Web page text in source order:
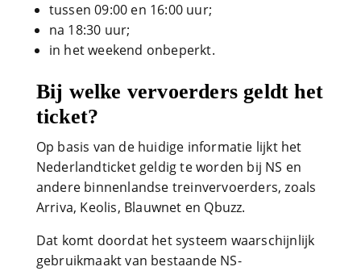
tussen 09:00 en 16:00 uur;
na 18:30 uur;
in het weekend onbeperkt.
Bij welke vervoerders geldt het
ticket?
Op basis van de huidige informatie lijkt het
Nederlandticket geldig te worden bij NS en
andere binnenlandse treinvervoerders, zoals
Arriva, Keolis, Blauwnet en Qbuzz.
Dat komt doordat het systeem waarschijnlijk
gebruikmaakt van bestaande NS-